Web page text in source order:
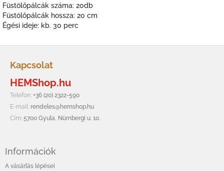
Füstölőpálcák száma: 20db
Füstölőpálcák hossza: 20 cm
Égési ideje: kb. 30 perc
Kapcsolat
HEMShop.hu
Telefon: +36 (20) 2322-590
E-mail: rendeles@hemshop.hu
Cím: 5700 Gyula, Nürnbergi u. 10.
Információk
A vásárlás lépései